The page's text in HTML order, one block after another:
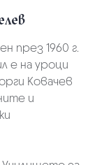
през 1960 г.
е на уроци
Ковачев
и